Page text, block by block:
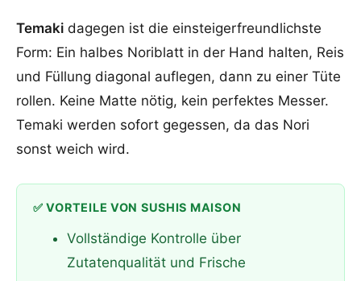
Temaki dagegen ist die einsteigerfreundlichste
Form: Ein halbes Noriblatt in der Hand halten, Reis
und Füllung diagonal auflegen, dann zu einer Tüte
rollen. Keine Matte nötig, kein perfektes Messer.
Temaki werden sofort gegessen, da das Nori
sonst weich wird.
✅ VORTEILE VON SUSHIS MAISON
Vollständige Kontrolle über
Zutatenqualität und Frische